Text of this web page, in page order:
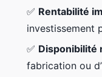
✅ Rentabilité
investissement
✅ Disponibilité
fabrication ou